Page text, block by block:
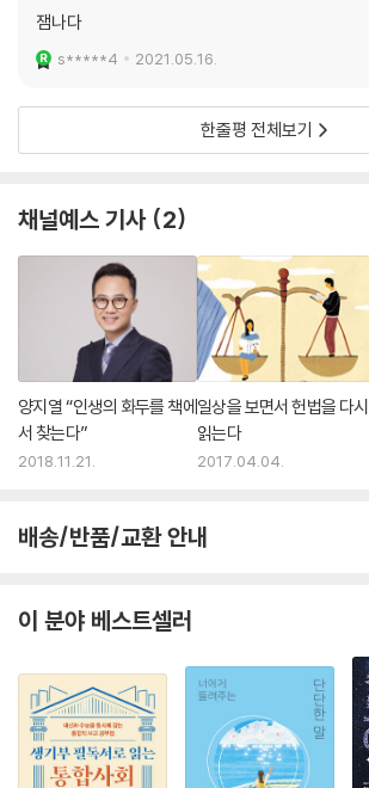
잼나다
s*****4 2021.05.16.
한줄평 전체보기
채널예스 기사 2
양지열 “인생의 화두를 책에
서 찾는다”
2018.11.21.
일상을 보면서 헌법을 다시
읽는다
2017.04.04.
배송/반품/교환 안내
이 분야 베스트셀러